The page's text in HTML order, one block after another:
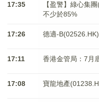
17:35
【盈警】綠心集
不少於85%
17:26 德適-
17:11 香港金管局：7月
17:08 寶龍地產